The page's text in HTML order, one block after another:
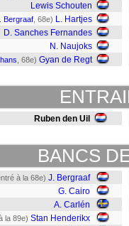
Lewis Schouten
Bergraaf , 68e) L. Hartjes
D. Sanches Fernandes
N. Naujoks
, 68e) Gyan de Regt
Ruben den Uil
BANCS
à la 68e) J. Bergraaf
G. Cairo
A. Carlén
la 89e) Stan Henderikx